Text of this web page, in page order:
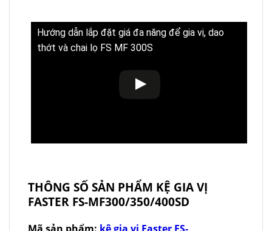
Hướng dẫn lắp đặt giá đa năng để gia vị, dao
thớt và chai lọ FS MF 300S
THÔNG SỐ SẢN PHẨM KỆ GIA VỊ
FASTER FS-MF300/350/400SD